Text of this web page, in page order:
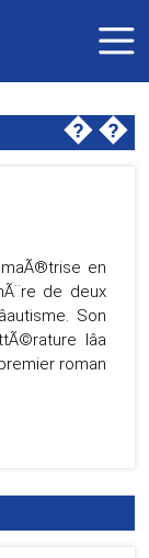
��
en
de deux
Son
lâa
roman